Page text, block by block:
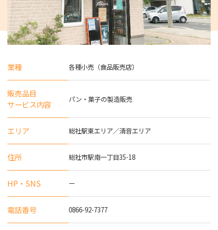
業種 各種小売（食品販売店）
販売品目
サービス内容
パン・菓子の製造販売
エリア 総社駅東エリア／清音エリア
住所 総社市駅南一丁目35-18
HP・SNS ー
電話番号 0866-92-7377